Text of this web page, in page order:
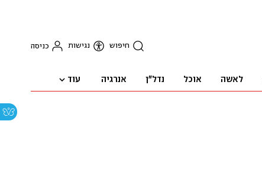
חיפוש נגישות כניסה
לאשה אוכל נדל"ן אנרגיה עוד